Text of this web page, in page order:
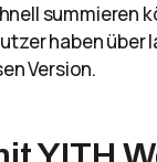
summieren
haben
Version.